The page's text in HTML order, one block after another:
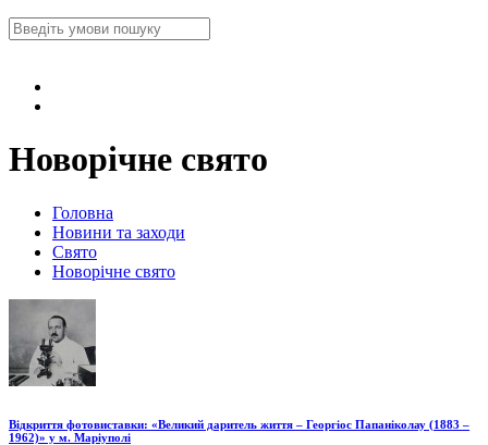
Новорічне свято
Головна
Новини та заходи
Свято
Новорічне свято
Відкриття фотовиставки: «Великий даритель життя – Георгіос Папаніколау (1883 –
1962)» у м. Маріуполі